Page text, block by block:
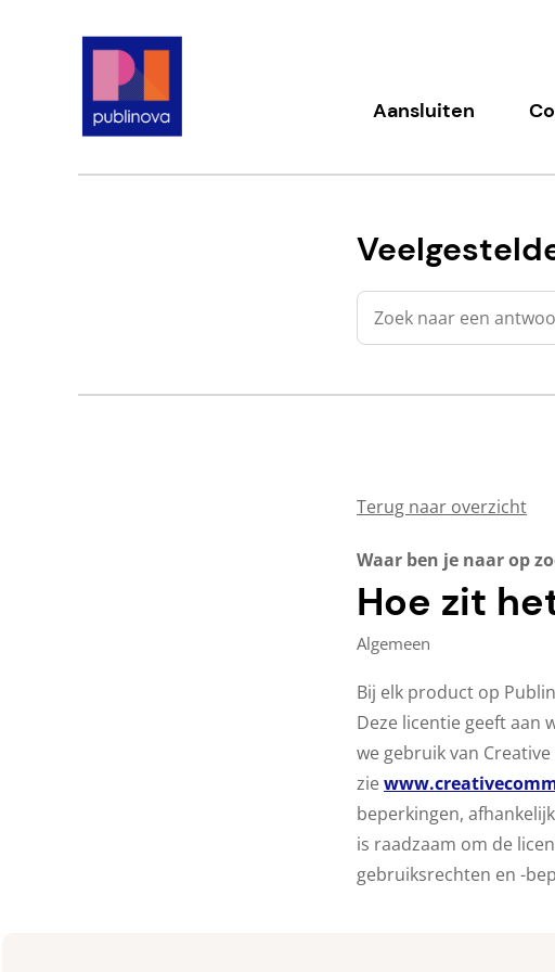
Publinova.nl Aansluiten
Zoeken
Terug naar overzicht
Waar ben je naar op
Hoe zit
Algemeen
Bij elk product op
Deze licentie geeft aan
we gebruik van
zie
beperkingen,
is raadzaam om de
gebruiksrechten en -